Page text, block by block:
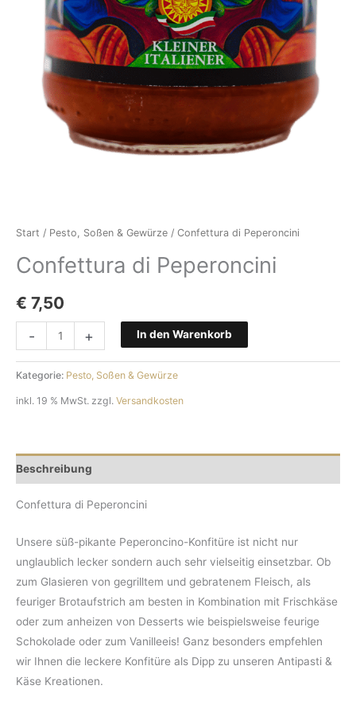
Start / Pesto, Soßen & Gewürze / Confettura di Peperoncini
Confettura di Peperoncini
€ 7,50
-
Confettura
di
Peperoncini
+ In den Warenkorb
Kategorie: Pesto, Soßen & Gewürze
inkl. 19 % MwSt. zzgl. Versandkosten
Beschreibung
Confettura di Peperoncini
Unsere süß-pikante Peperoncino-Konfitüre ist nicht nur
unglaublich lecker sondern auch sehr vielseitig einsetzbar. Ob
zum Glasieren von gegrilltem und gebratenem Fleisch, als
feuriger Brotaufstrich am besten in Kombination mit Frischkäse
oder zum anheizen von Desserts wie beispielsweise feurige
Schokolade oder zum Vanilleeis! Ganz besonders empfehlen
wir Ihnen die leckere Konfitüre als Dipp zu unseren Antipasti &
Käse Kreationen.